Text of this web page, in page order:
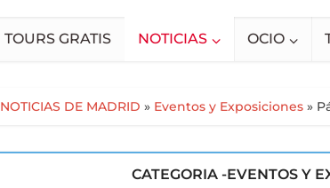
TOURS GRATIS NOTICIAS OCIO
NOTICIAS DE MADRID » Eventos y Exposiciones »
CATEGORIA -EVENTOS Y